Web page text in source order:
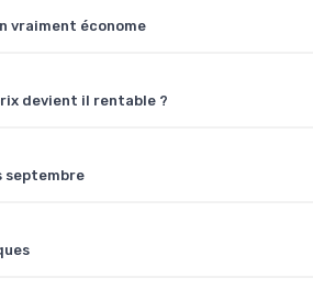
vraiment économe
devient il rentable ?
septembre